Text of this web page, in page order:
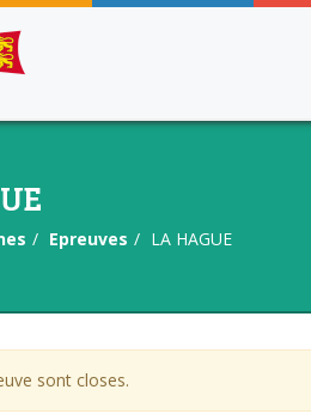
Epreuves LA HAGUE
sont closes.